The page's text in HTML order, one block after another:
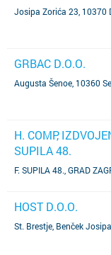
Josipa Zorića 23, 10370
GRBAC D.O.O.
Augusta Šenoe, 10360
H. COMP,
SUPILA 48.
F. SUPILA 48., GRAD
HOST D.O.O.
St. Brestje, Benček